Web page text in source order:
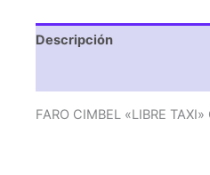
Descripción
FARO CIMBEL «LIBRE TAXI»